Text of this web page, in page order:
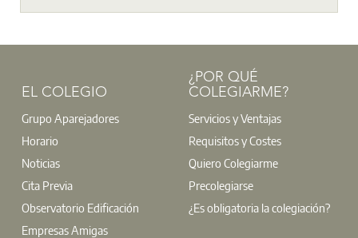
EL COLEGIO
Grupo Aparejadores
Horario
Noticias
Cita Previa
Observatorio Edificación
Empresas Amigas
¿POR QUÉ
COLEGIARME?
Servicios y Ventajas
Requisitos y Costes
Quiero Colegiarme
Precolegiarse
¿Es obligatoria la colegiación?